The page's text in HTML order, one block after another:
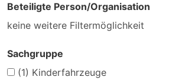
Beteiligte Person/Organisation
keine weitere Filtermöglichkeit
Sachgruppe
(1) Kinderfahrzeuge